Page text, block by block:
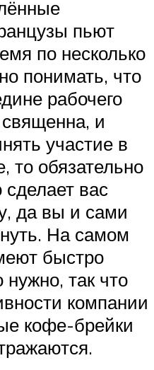
пьют
по несколько
понимать, что
рабочего
и
участие в
то обязательно
вас
да вы и сами
На самом
быстро
нужно, так что
компании
кофе-брейки